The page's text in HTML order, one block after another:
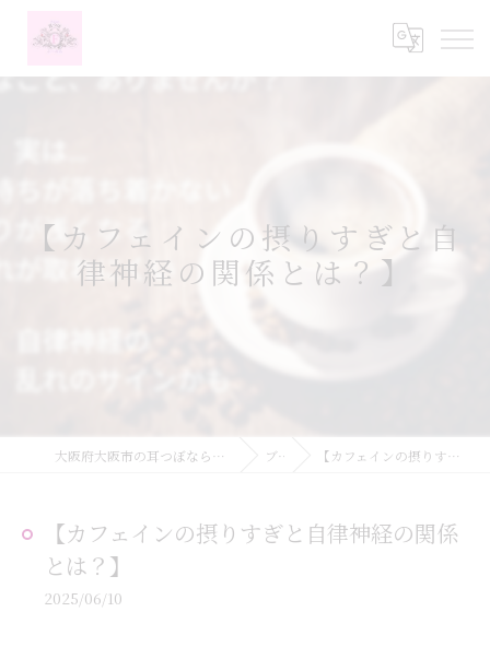
【カフェインの摂りすぎと自
律神経の関係とは？】
大阪府大阪市の耳つぼなら耳つぼダイエットサロンふーみん ブログ 【カフェインの摂りすぎと自律神経の関係とは？】
【カフェインの摂りすぎと自律神経の関係
とは？】
2025/06/10